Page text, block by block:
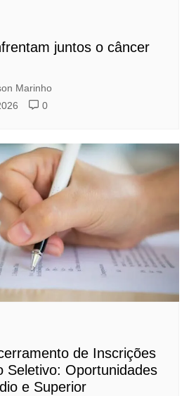
juntos o câncer
Marinho
0
de Inscrições
Seletivo: Oportunidades
e Superior